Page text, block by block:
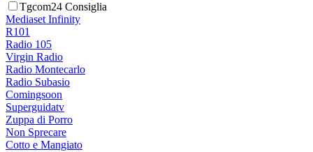
Tgcom24 Consiglia
Mediaset Infinity
R101
Radio 105
Virgin Radio
Radio Montecarlo
Radio Subasio
Comingsoon
Superguidatv
Zuppa di Porro
Non Sprecare
Cotto e Mangiato